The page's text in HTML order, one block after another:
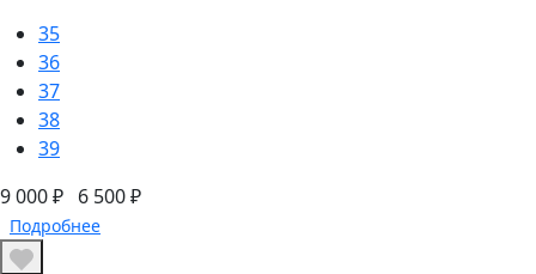
35
36
37
38
39
9 000 ₽ 6 500 ₽
Подробнее